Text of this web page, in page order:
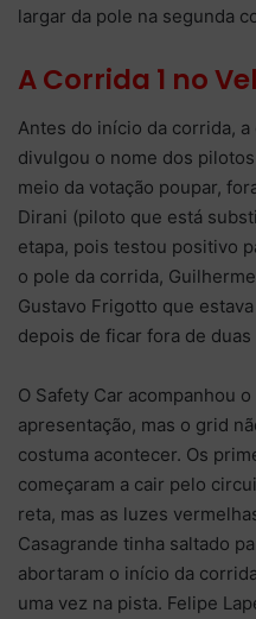
largar da pole na segunda
A Corrida 1 no
Antes do início da corrida,
divulgou o nome dos
meio da votação poupar,
Dirani (piloto que está
etapa, pois testou positivo
o pole da corrida,
Gustavo Frigotto que
depois de ficar fora de duas
O Safety Car acompanhou
apresentação, mas o grid
costuma acontecer. Os
começaram a cair pelo
reta, mas as luzes
Casagrande tinha saltado
abortaram o início da
uma vez na pista. Felipe